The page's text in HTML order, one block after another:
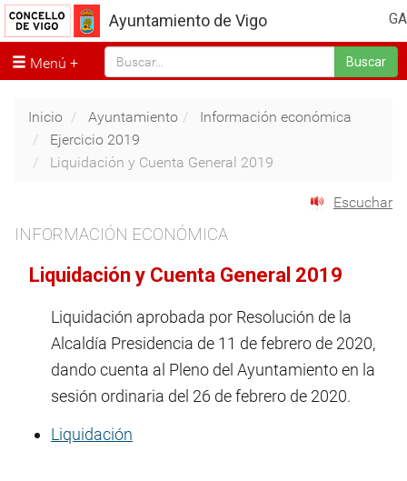
GA
Ayuntamiento de Vigo
Menú Buscar
Inicio Ayuntamiento
Información económica
Ejercicio 2019
Liquidación y Cuenta General 2019
Escuchar
INFORMACIÓN ECONÓMICA
Liquidación y Cuenta General 2019
Liquidación aprobada por Resolución de la
Alcaldía Presidencia de 11 de febrero de 2020,
dando cuenta al Pleno del Ayuntamiento en la
sesión ordinaria del 26 de febrero de 2020.
Liquidación